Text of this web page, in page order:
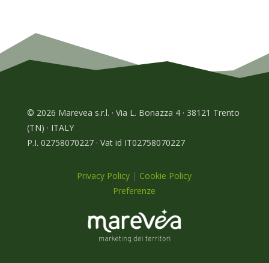
© 2026 Marevea s.r.l. · Via L. Bonazza 4 · 38121 Trento
(TN) · ITALY
P.I. 02758070227 · Vat id IT02758070227
Privacy Policy | Cookie Policy
Preferenze